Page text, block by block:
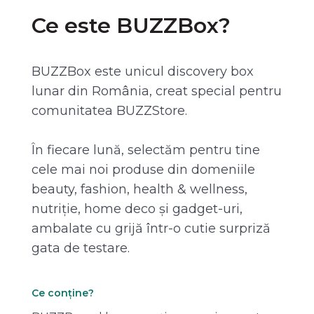
Ce este BUZZBox?
BUZZBox este unicul discovery box
lunar din România, creat special pentru
comunitatea BUZZStore.
În fiecare lună, selectăm pentru tine
cele mai noi produse din domeniile
beauty, fashion, health & wellness,
nutriție, home deco și gadget-uri,
ambalate cu grijă într-o cutie surpriză
gata de testare.
Ce conține?